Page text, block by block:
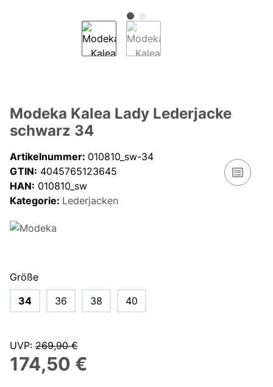
Modeka Kalea Lady Lederjacke
schwarz 34
Artikelnummer: 010810_sw-34
GTIN: 4045765123645
HAN: 010810_sw
Kategorie: Lederjacken
Größe
34
36 38 40
UVP: 269,90 €
174,50 €